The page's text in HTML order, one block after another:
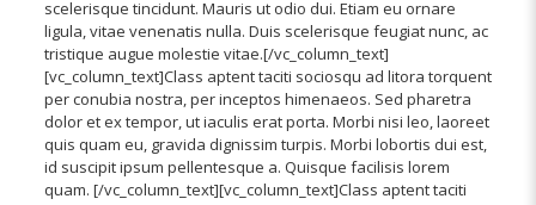
scelerisque tincidunt. Mauris ut odio dui. Etiam eu ornare
ligula, vitae venenatis nulla. Duis scelerisque feugiat nunc, ac
tristique augue molestie vitae.[/vc_column_text]
[vc_column_text]Class aptent taciti sociosqu ad litora torquent
per conubia nostra, per inceptos himenaeos. Sed pharetra
dolor et ex tempor, ut iaculis erat porta. Morbi nisi leo, laoreet
quis quam eu, gravida dignissim turpis. Morbi lobortis dui est,
id suscipit ipsum pellentesque a. Quisque facilisis lorem
quam. [/vc_column_text][vc_column_text]Class aptent taciti